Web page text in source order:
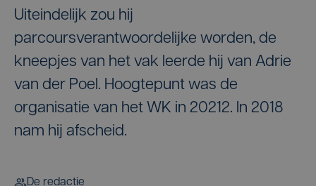
Uiteindelijk zou hij
parcoursverantwoordelijke worden, de
kneepjes van het vak leerde hij van Adrie
van der Poel. Hoogtepunt was de
organisatie van het WK in 20212. In 2018
nam hij afscheid.
De redactie